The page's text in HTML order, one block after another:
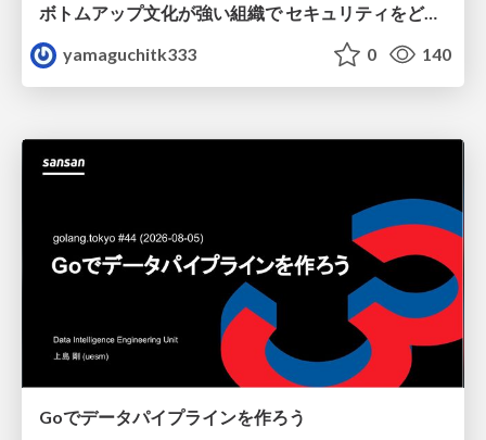
ボトムアップ文化が強い組織で セキュリティをどう根付かせていくかの現在進行形の話 / Making Security Stick in a Bottom-Up Organization
yamaguchitk333
0 140
Goでデータパイプラインを作ろう